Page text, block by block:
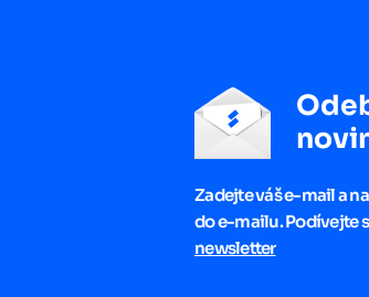
Zadejte váš e-mail a
do e-mailu. Podívejte
newsletter